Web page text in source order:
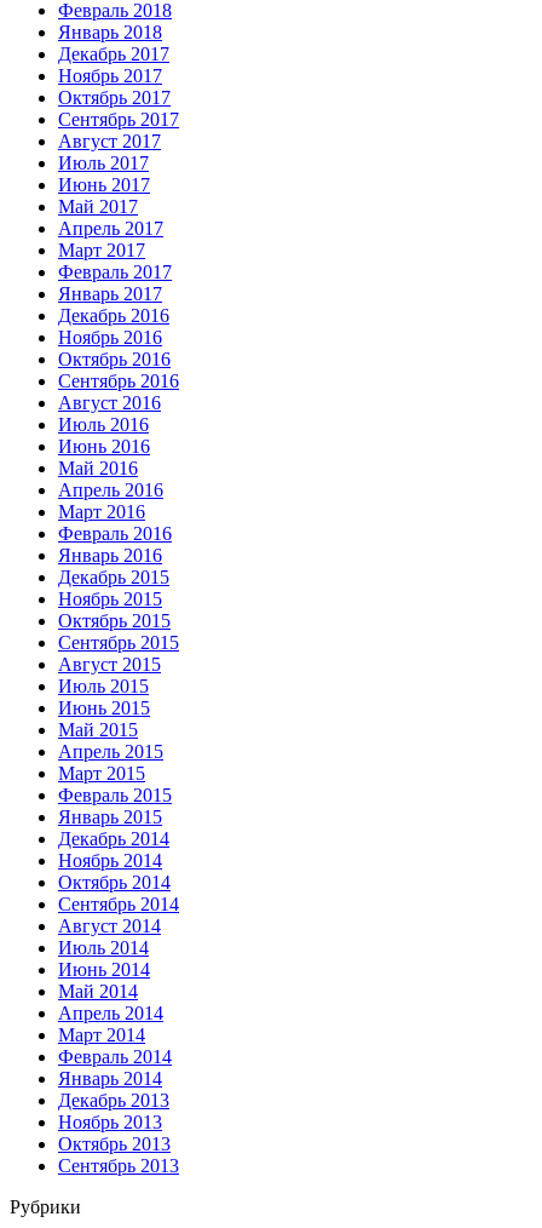
Февраль 2018
Январь 2018
Декабрь 2017
Ноябрь 2017
Октябрь 2017
Сентябрь 2017
Август 2017
Июль 2017
Июнь 2017
Май 2017
Апрель 2017
Март 2017
Февраль 2017
Январь 2017
Декабрь 2016
Ноябрь 2016
Октябрь 2016
Сентябрь 2016
Август 2016
Июль 2016
Июнь 2016
Май 2016
Апрель 2016
Март 2016
Февраль 2016
Январь 2016
Декабрь 2015
Ноябрь 2015
Октябрь 2015
Сентябрь 2015
Август 2015
Июль 2015
Июнь 2015
Май 2015
Апрель 2015
Март 2015
Февраль 2015
Январь 2015
Декабрь 2014
Ноябрь 2014
Октябрь 2014
Сентябрь 2014
Август 2014
Июль 2014
Июнь 2014
Май 2014
Апрель 2014
Март 2014
Февраль 2014
Январь 2014
Декабрь 2013
Ноябрь 2013
Октябрь 2013
Сентябрь 2013
Рубрики